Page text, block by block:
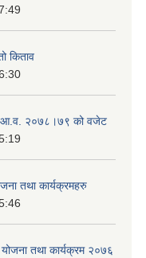
किताव
आ.व. २०७८।७९ को वजेट
तथा कार्यक्रमहरु
योजना तथा कार्यक्रम २०७६